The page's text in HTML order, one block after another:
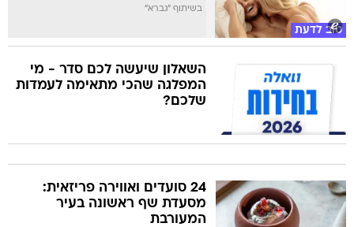
טוב לדעת
בשיתוף "גברא"
השאלון שיעשה לכם סדר - מי
המפלגה שהכי מתאימה לעמדות
שלכם?
24 סועדים ואווירה פריזאית:
מסעדת שף ראשונה בעיר
המעורבת